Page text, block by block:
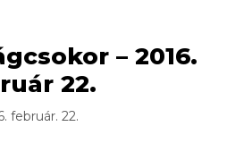
– 2016.
22.
február. 22.